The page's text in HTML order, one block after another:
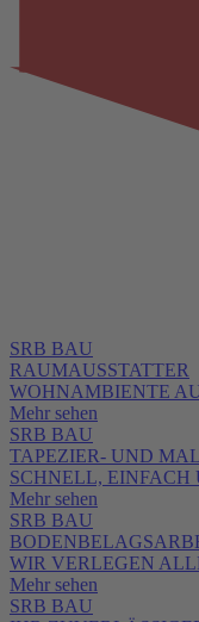
SRB BAU
RAUMAUSSTATTER
WOHNAMBIENTE
Mehr sehen
SRB BAU
TAPEZIER- UND
SCHNELL, EINFACH
Mehr sehen
SRB BAU
WIR VERLEGEN
Mehr sehen
SRB BAU